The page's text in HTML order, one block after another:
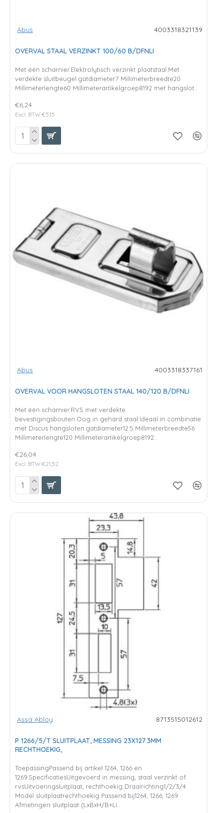
Abus 4003318321139
OVERVAL STAAL VERZINKT 100/60 B/DFNLI
Met één scharnier.Elektrolytisch verzinkt plaatstaal.Met
verdekte sluitbeugel.gatdiameter7 Millimeterbreedte20
Millimeterlengte60 Millimeterartikelgroep8192 met hangslot..
€6,24
Excl. BTW:€5,15
Abus 4003318337161
OVERVAL VOOR HANGSLOTEN STAAL 140/120 B/DFNLI
Met één scharnier.RVS met verdekte
bevestigingsbouten.Oog in gehard staal.Ideaal in combinatie
met Discus hangsloten.gatdiameter12.5 Millimeterbreedte56
Millimeterlengte120 Millimeterartikelgroep8192..
€26,04
Excl. BTW:€21,52
Assa Abloy 8713515012612
P 1266/5/T SLUITPLAAT, MESSING 23X127.3MM
RECHTHOEKIG,
ToepassingPassend bij artikel 1264, 1266 en
1269.SpecificatiesUitgevoerd in messing, staal verzinkt of
rvsUitvoeringsluitplaat, rechthoekig Draairichting1/2/3/4
Model sluitplaatrechthoekig Passend bij1264, 1266, 1269
Afmetingen sluitplaat (LxBxH/B+Li..